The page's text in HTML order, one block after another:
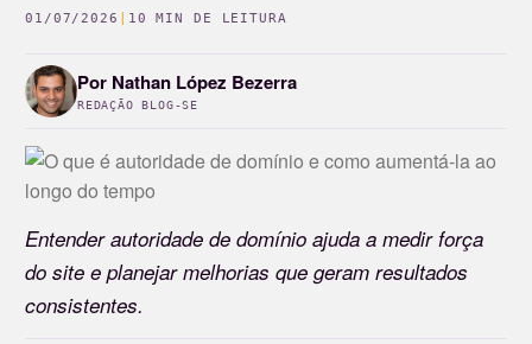
01/07/2026 10 MIN DE LEITURA
Por Nathan López Bezerra
REDAÇÃO BLOG-SE
Entender autoridade de domínio ajuda a medir força
do site e planejar melhorias que geram resultados
consistentes.